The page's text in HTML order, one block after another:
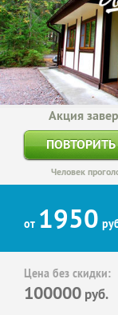
Акция
Человек
от 1950
Цена без скидки:
100000 руб.